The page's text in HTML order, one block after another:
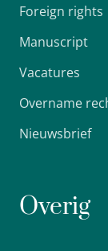
Foreign rights
Manuscript
Vacatures
Overname
Nieuwsbrief
Overig